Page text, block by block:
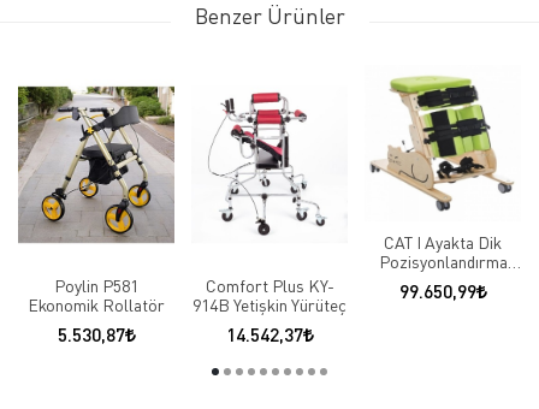
Benzer Ürünler
Poylin P581
Ekonomik Rollatör
5.530,87
Comfort Plus KY-
914B Yetişkin Yürüteç
14.542,37
CAT I Ayakta Dik
Pozisyonlandırma
Cihazı
99.650,99